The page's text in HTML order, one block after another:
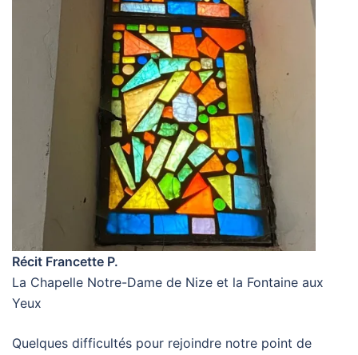
Récit Francette P.
La Chapelle Notre-Dame de Nize et la Fontaine aux
Yeux
Quelques difficultés pour rejoindre notre point de